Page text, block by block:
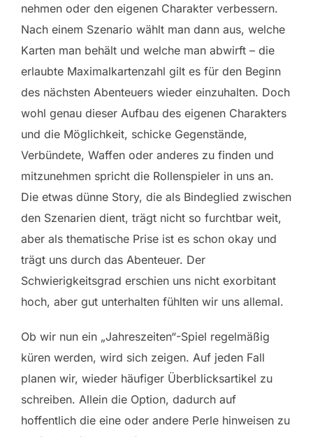
nehmen oder den eigenen Charakter verbessern.
Nach einem Szenario wählt man dann aus, welche
Karten man behält und welche man abwirft – die
erlaubte Maximalkartenzahl gilt es für den Beginn
des nächsten Abenteuers wieder einzuhalten. Doch
wohl genau dieser Aufbau des eigenen Charakters
und die Möglichkeit, schicke Gegenstände,
Verbündete, Waffen oder anderes zu finden und
mitzunehmen spricht die Rollenspieler in uns an.
Die etwas dünne Story, die als Bindeglied zwischen
den Szenarien dient, trägt nicht so furchtbar weit,
aber als thematische Prise ist es schon okay und
trägt uns durch das Abenteuer. Der
Schwierigkeitsgrad erschien uns nicht exorbitant
hoch, aber gut unterhalten fühlten wir uns allemal.
Ob wir nun ein „Jahreszeiten“-Spiel regelmäßig
küren werden, wird sich zeigen. Auf jeden Fall
planen wir, wieder häufiger Überblicksartikel zu
schreiben. Allein die Option, dadurch auf
hoffentlich die eine oder andere Perle hinweisen zu